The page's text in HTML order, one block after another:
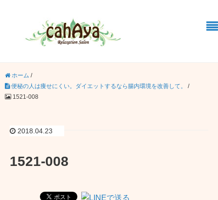
ホーム /
便秘の人は痩せにくい。ダイエットするなら腸内環境を改善して。
/
1521-008
2018.04.23
1521-008